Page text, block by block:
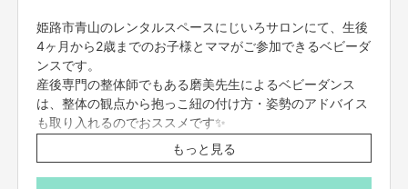
姫路市青山のレンタルスペースにじいろサロンにて、生後
4ヶ月から2歳までのお子様とママがご参加できるベビーダ
ンスです。
産後専門の整体師でもある磨美先生によるベビーダンス
は、整体の観点から抱っこ紐の付け方・姿勢のアドバイス
も取り入れるのでおススメです✨
通常1回のレッスン1800円が
リターン応援価格1500円に！！
お得なこのチャンスに是非体験下さい。
もっと見る